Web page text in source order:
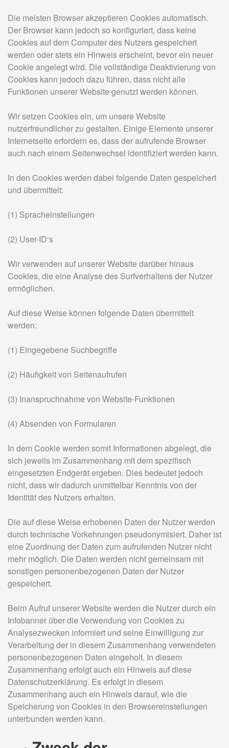
Die meisten Browser akzeptieren Cookies automatisch.
Der Browser kann jedoch so konfiguriert, dass keine
Cookies auf dem Computer des Nutzers gespeichert
werden oder stets ein Hinweis erscheint, bevor ein neuer
Cookie angelegt wird. Die vollständige Deaktivierung von
Cookies kann jedoch dazu führen, dass nicht alle
Funktionen unserer Website genutzt werden können.
Wir setzen Cookies ein, um unsere Website
nutzerfreundlicher zu gestalten. Einige Elemente unserer
Internetseite erfordern es, dass der aufrufende Browser
auch nach einem Seitenwechsel identifiziert werden kann.
In den Cookies werden dabei folgende Daten gespeichert
und übermittelt:
(1) Spracheinstellungen
(2) User-ID‘s
Wir verwenden auf unserer Website darüber hinaus
Cookies, die eine Analyse des Surfverhaltens der Nutzer
ermöglichen.
Auf diese Weise können folgende Daten übermittelt
werden:
(1) Eingegebene Suchbegriffe
(2) Häufigkeit von Seitenaufrufen
(3) Inanspruchnahme von Website-Funktionen
(4) Absenden von Formularen
In dem Cookie werden somit Informationen abgelegt, die
sich jeweils im Zusammenhang mit dem spezifisch
eingesetzten Endgerät ergeben. Dies bedeutet jedoch
nicht, dass wir dadurch unmittelbar Kenntnis von der
Identität des Nutzers erhalten.
Die auf diese Weise erhobenen Daten der Nutzer werden
durch technische Vorkehrungen pseudonymisiert. Daher ist
eine Zuordnung der Daten zum aufrufenden Nutzer nicht
mehr möglich. Die Daten werden nicht gemeinsam mit
sonstigen personenbezogenen Daten der Nutzer
gespeichert.
Beim Aufruf unserer Website werden die Nutzer durch ein
Infobanner über die Verwendung von Cookies zu
Analysezwecken informiert und seine Einwilligung zur
Verarbeitung der in diesem Zusammenhang verwendeten
personenbezogenen Daten eingeholt. In diesem
Zusammenhang erfolgt auch ein Hinweis auf diese
Datenschutzerklärung. Es erfolgt in diesem
Zusammenhang auch ein Hinweis darauf, wie die
Speicherung von Cookies in den Browsereinstellungen
unterbunden werden kann.